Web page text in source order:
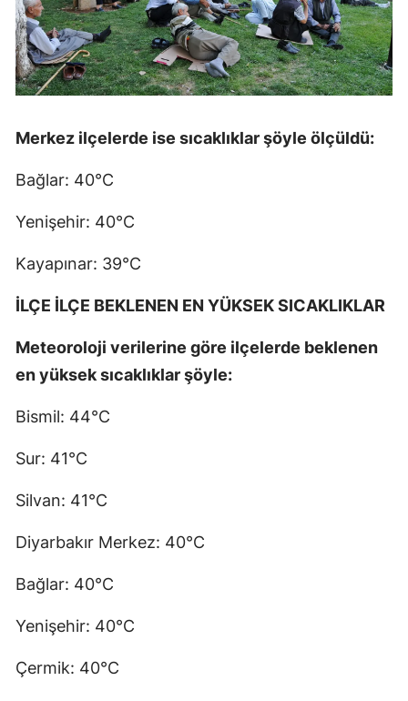
Merkez ilçelerde ise sıcaklıklar şöyle ölçüldü:
Bağlar: 40°C
Yenişehir: 40°C
Kayapınar: 39°C
İLÇE İLÇE BEKLENEN EN YÜKSEK SICAKLIKLAR
Meteoroloji verilerine göre ilçelerde beklenen
en yüksek sıcaklıklar şöyle:
Bismil: 44°C
Sur: 41°C
Silvan: 41°C
Diyarbakır Merkez: 40°C
Bağlar: 40°C
Yenişehir: 40°C
Çermik: 40°C